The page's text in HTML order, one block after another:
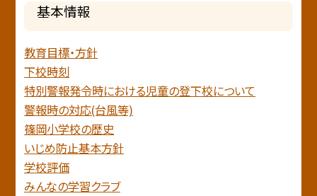
基本情報
教育目標・方針
下校時刻
特別警報発令時における児童の登下校について
警報時の対応(台風等)
篠岡小学校の歴史
いじめ防止基本方針
学校評価
みんなの学習クラブ